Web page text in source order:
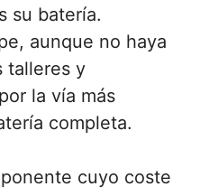
su batería.
aunque no haya
talleres y
la vía más
completa.
cuyo coste